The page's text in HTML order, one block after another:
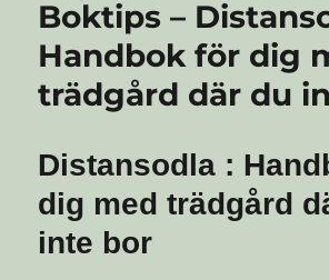
Boktips –
Handbok för dig
trädgård där du
Distansodla :
dig med trädgård
inte bor